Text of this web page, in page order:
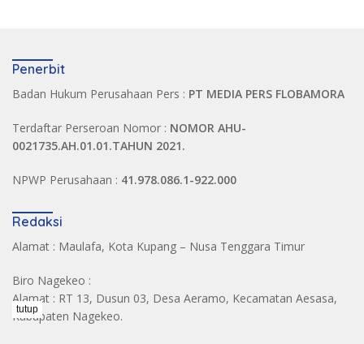
Penerbit
Badan Hukum Perusahaan Pers : PT MEDIA PERS FLOBAMORA
Terdaftar Perseroan Nomor : NOMOR AHU-
0021735.AH.01.01.TAHUN 2021.
NPWP Perusahaan : 41.978.086.1-922.000
Redaksi
Alamat : Maulafa, Kota Kupang – Nusa Tenggara Timur
Biro Nagekeo :
Alamat : RT 13, Dusun 03, Desa Aeramo, Kecamatan Aesasa,
Kabupaten Nagekeo.
tutup